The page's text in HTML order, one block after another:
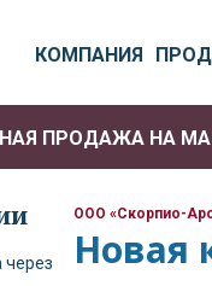
КОМПАНИЯ
ПРОДАЖА НА
ООО «Скорпио-
Новая